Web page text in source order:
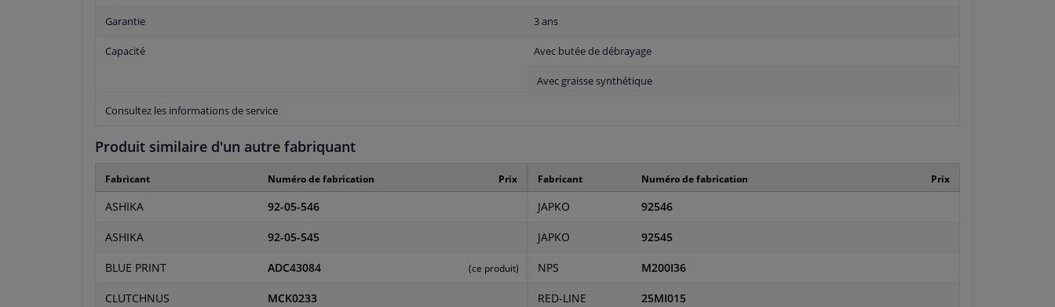
Garantie 3 ans
Capacité Avec butée de débrayage
Avec graisse synthétique
Consultez les informations de service
Produit similaire d'un autre fabriquant
Fabricant Numéro de fabrication Prix
ASHIKA 92-05-546
ASHIKA 92-05-545
BLUE PRINT ADC43084 (ce produit)
CLUTCHNUS MCK0233
Fabricant Numéro de fabrication Prix
JAPKO 92546
JAPKO 92545
NPS M200I36
RED-LINE 25MI015